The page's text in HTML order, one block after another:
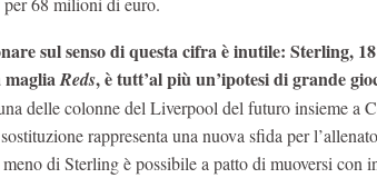
sul senso di questa cifra è inutile: Sterling,
magliaReds, è tutt’al più un’ipotesi di grande
delle colonne del Liverpool del futuro insieme a
rappresenta una nuova sfida per
meno di Sterling è possibile a patto di muoversi con